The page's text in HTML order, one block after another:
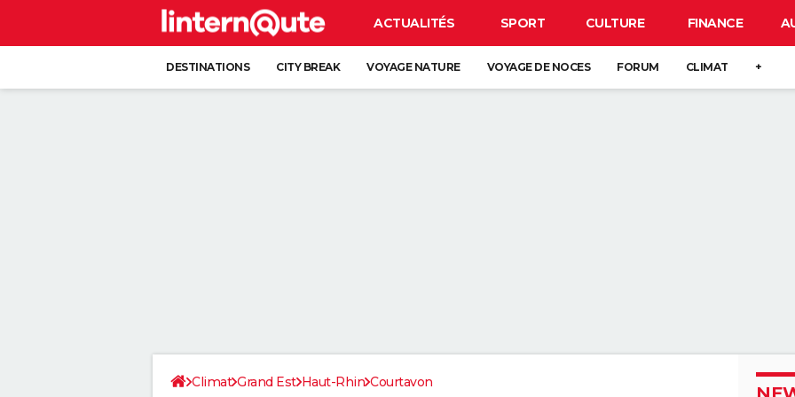
ACTUALITÉS SPORT CULTURE FINANCE
DESTINATIONS CITY BREAK VOYAGE NATURE VOYAGE DE NOCES FORUM CLIMAT +
Climat Grand Est Haut-Rhin Courtavon